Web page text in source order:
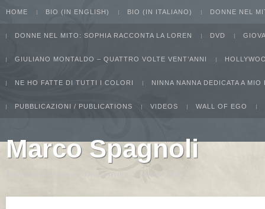
HOME BIO (IN ENGLISH) BIO (IN ITALIANO) DONNE NEL
DONNE NEL MITO: SOPHIA RACCONTA LA LOREN DVD
GIULIANO MONTALDO – QUATTRO VOLTE VENT’ANNI
NE HO FATTE DI TUTTI I COLORI NINNA NANNA DEDICATA A MIO
PUBBLICAZIONI / PUBLICATIONS VIDEOS WALL OF EGO
Marco Spagnoli